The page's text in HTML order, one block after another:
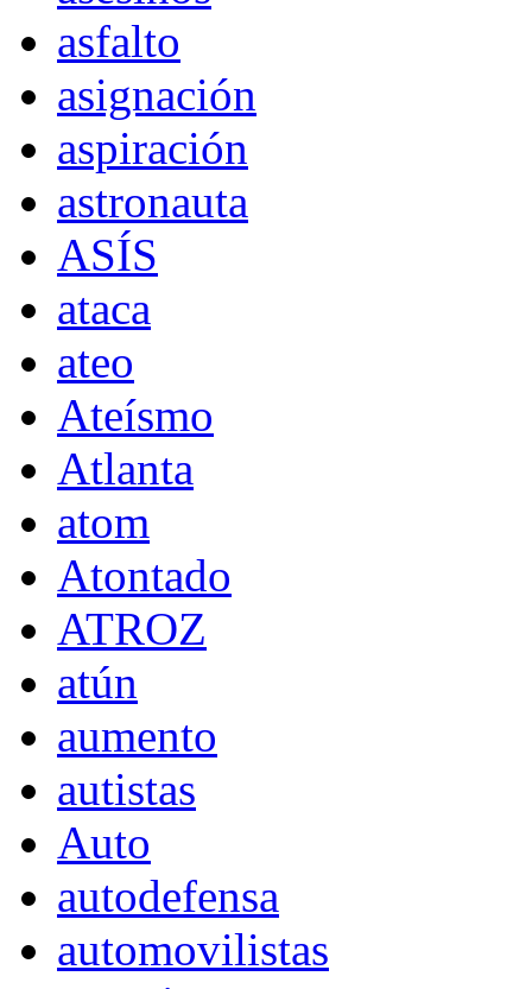
asfalto
asignación
aspiración
astronauta
ASÍS
ataca
ateo
Ateísmo
Atlanta
atom
Atontado
ATROZ
atún
aumento
autistas
Auto
autodefensa
automovilistas